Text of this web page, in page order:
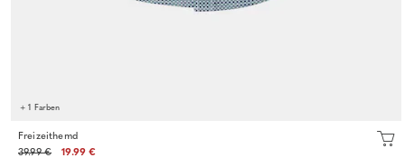
+ 1 Farben
Freizeithemd
39.99 €
19.99 €